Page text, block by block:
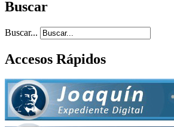
Buscar
Buscar...
Accesos Rápidos